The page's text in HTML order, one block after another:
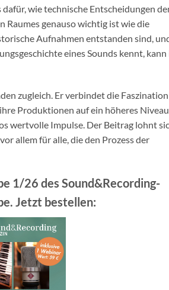
wie technische Entscheidungen
Raumes genauso wichtig ist wie die
Aufnahmen entstanden sind,
eines Sounds kennt, kann
zugleich. Er verbindet die Faszination
Produktionen auf ein höheres Niveau
wertvolle Impulse. Der Beitrag lohnt
allem für alle, die den Prozess der
1/26 des Sound&Recording-
Jetzt bestellen: